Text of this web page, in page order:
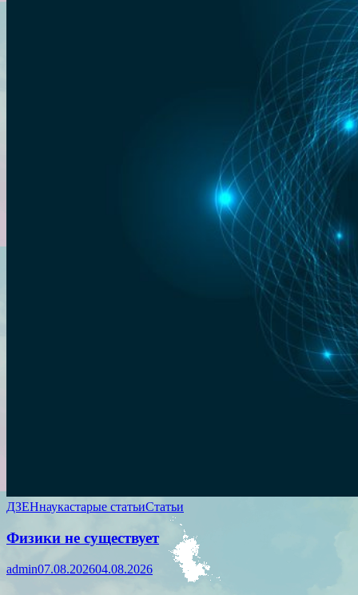
ДЗЕНнаукастарые статьиСтатьи
Физики не существует
admin07.08.202604.08.2026